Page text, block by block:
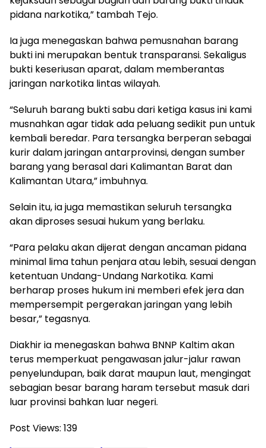
pidana narkotika,” tambah Tejo.
Ia juga menegaskan bahwa pemusnahan barang
bukti ini merupakan bentuk transparansi. Sekaligus
bukti keseriusan aparat, dalam memberantas
jaringan narkotika lintas wilayah.
“Seluruh barang bukti sabu dari ketiga kasus ini kami
musnahkan agar tidak ada peluang sedikit pun untuk
kembali beredar. Para tersangka berperan sebagai
kurir dalam jaringan antarprovinsi, dengan sumber
barang yang berasal dari Kalimantan Barat dan
Kalimantan Utara,” imbuhnya.
Selain itu, ia juga memastikan seluruh tersangka
akan diproses sesuai hukum yang berlaku.
“Para pelaku akan dijerat dengan ancaman pidana
minimal lima tahun penjara atau lebih, sesuai dengan
ketentuan Undang-Undang Narkotika. Kami
berharap proses hukum ini memberi efek jera dan
mempersempit pergerakan jaringan yang lebih
besar,” tegasnya.
Diakhir ia menegaskan bahwa BNNP Kaltim akan
terus memperkuat pengawasan jalur-jalur rawan
penyelundupan, baik darat maupun laut, mengingat
sebagian besar barang haram tersebut masuk dari
luar provinsi bahkan luar negeri.
Post Views: 139